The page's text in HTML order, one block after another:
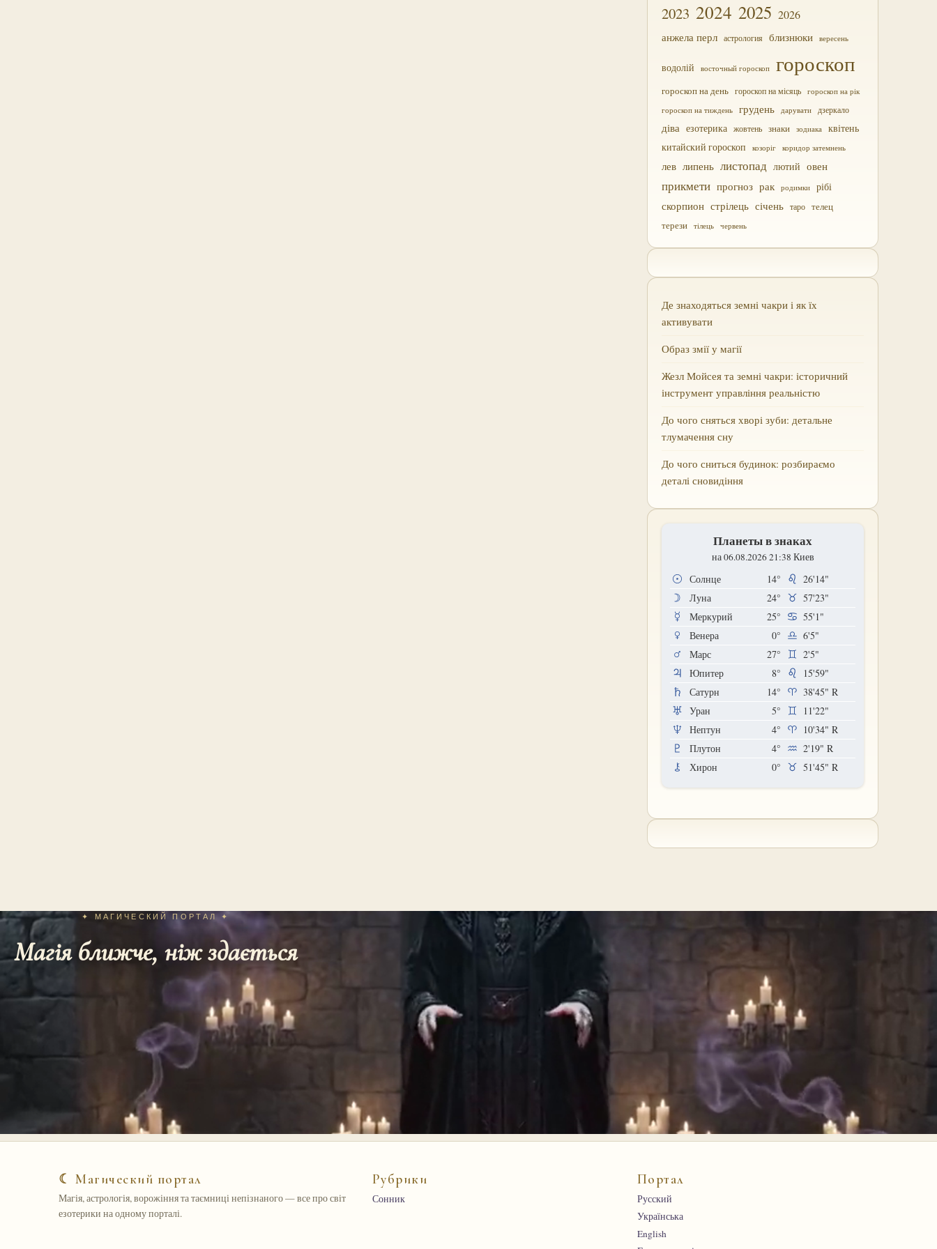
2023 2024 2025 2026
анжела перл астрология близнюки вересень
водолій восточный гороскоп гороскоп
гороскоп на день гороскоп на місяць
гороскоп на рік
гороскоп на тиждень
грудень дарувати дзеркало
діва езотерика жовтень знаки зодиака
квітень
китайский гороскоп
козоріг коридор затемнень
лев липень листопад лютий овен
прикмети прогноз рак родимки рібі
скорпион стрілець січень таро телец
терези тілець червень
Де знаходяться земні чакри і як їх
активувати
Образ змії у магії
Жезл Мойсея та земні чакри: історичний
інструмент управління реальністю
До чого сняться хворі зуби: детальне
тлумачення сну
До чого сниться будинок: розбираємо
деталі сновидіння
Планеты в знаках
на 06.08.2026 21:38 Киев
Солнце 14°
26'14"
Луна
24°
57'23"
Меркурий
25°
55'1"
Венера
0°
6'5"
Марс
27°
2'5"
Юпитер
8°
15'59"
Сатурн
14° 38'45" R
Уран
5°
11'22"
Нептун
4° 10'34" R
Плутон
4° 2'19" R
Хирон
0° 51'45" R
✦ МАГИЧЕСКИЙ ПОРТАЛ ✦
Магія ближче, ніж здається
☾ Магический портал
Магія, астрологія, ворожіння та таємниці непізнаного — все про світ
езотерики на одному порталі.
Рубрики
Сонник
Портал
Русский
Українська
English